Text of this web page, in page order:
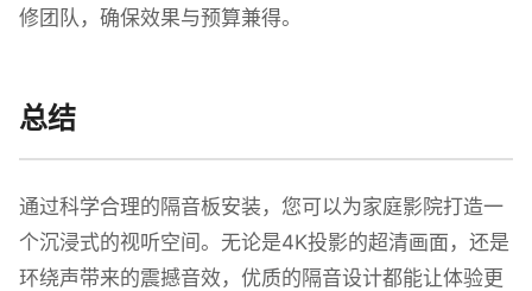
修团队，确保效果与预算兼得。
总结
通过科学合理的隔音板安装，您可以为家庭影院打造一
个沉浸式的视听空间。无论是4K投影的超清画面，还是
环绕声带来的震撼音效，优质的隔音设计都能让体验更